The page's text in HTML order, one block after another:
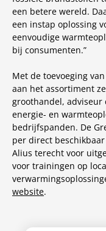
een betere wereld.
een instap oplossing
eenvoudige
bij consumenten.”
Met de toevoeging
aan het assortiment
groothandel,
energie- en
bedrijfspanden. De
per direct
Alius terecht voor
voor trainingen op
website.